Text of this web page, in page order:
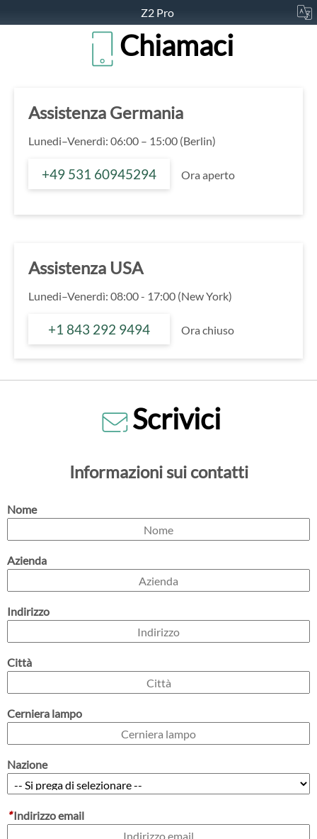
Z2 Pro
Chiamaci
Assistenza Germania
Lunedi–Venerdì: 06:00 – 15:00 (Berlin)
+49 531 60945294 Ora aperto
Assistenza USA
Lunedi–Venerdì: 08:00 - 17:00 (New York)
+1 843 292 9494 Ora chiuso
Scrivici
Informazioni sui contatti
Nome
Azienda
Indirizzo
Città
Cerniera lampo
Nazione
*Indirizzo email